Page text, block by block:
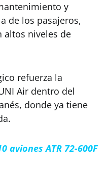
y
de los pasajeros,
niveles de
refuerza la
Air dentro del
donde ya tiene
aviones ATR 72-600F